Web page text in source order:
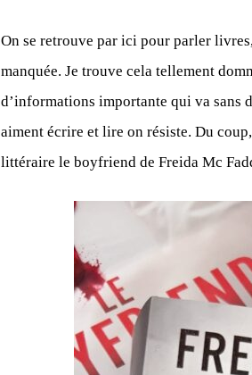
On se retrouve par ici pour parler
manquée. Je trouve cela tellement
d’informations importante qui va sans
aiment écrire et lire on résiste. Du
littéraire le boyfriend de Freida Mc